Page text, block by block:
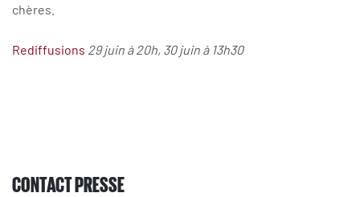
chères.
Rediffusions 29 juin à 20h, 30 juin à 13h30
CONTACT PRESSE